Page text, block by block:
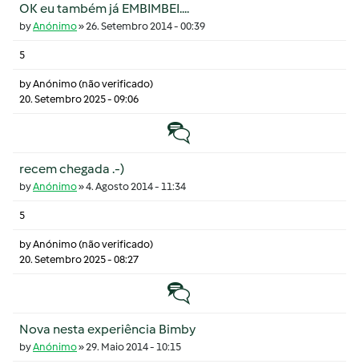
OK eu também já EMBIMBEI....
byAnónimo»26. Setembro 2014 - 00:39
5
byAnónimo (não verificado)
20. Setembro 2025 - 09:06
Tópico normal
recem chegada .-)
byAnónimo»4. Agosto 2014 - 11:34
5
byAnónimo (não verificado)
20. Setembro 2025 - 08:27
Tópico normal
Nova nesta experiência Bimby
byAnónimo»29. Maio 2014 - 10:15